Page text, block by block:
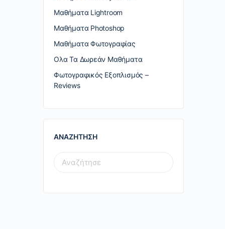
Μαθήματα Lightroom
Μαθήματα Photoshop
Μαθήματα Φωτογραφίας
Ολα Τα Δωρεάν Μαθήματα
Φωτογραφικός Εξοπλισμός –
Reviews
ΑΝΑΖΗΤΗΣΗ
SEARCH
FOR: